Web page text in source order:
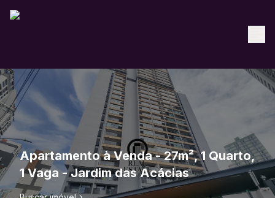
Apartamento à Venda - 27m², 1 Quarto,
1 Vaga - Jardim das Acácias